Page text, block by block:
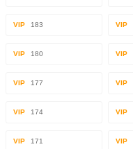
VIP 183 VIP
VIP 180 VIP
VIP 177 VIP
VIP 174 VIP
VIP 171 VIP